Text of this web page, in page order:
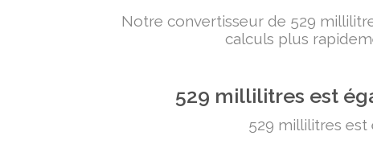
Notre convertisseur de 529
calculs plus
529 millilitres est
529 millilitres est